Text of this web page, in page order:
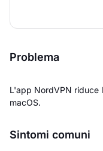
Problema
L'app NordVPN riduce
macOS.
Sintomi comuni